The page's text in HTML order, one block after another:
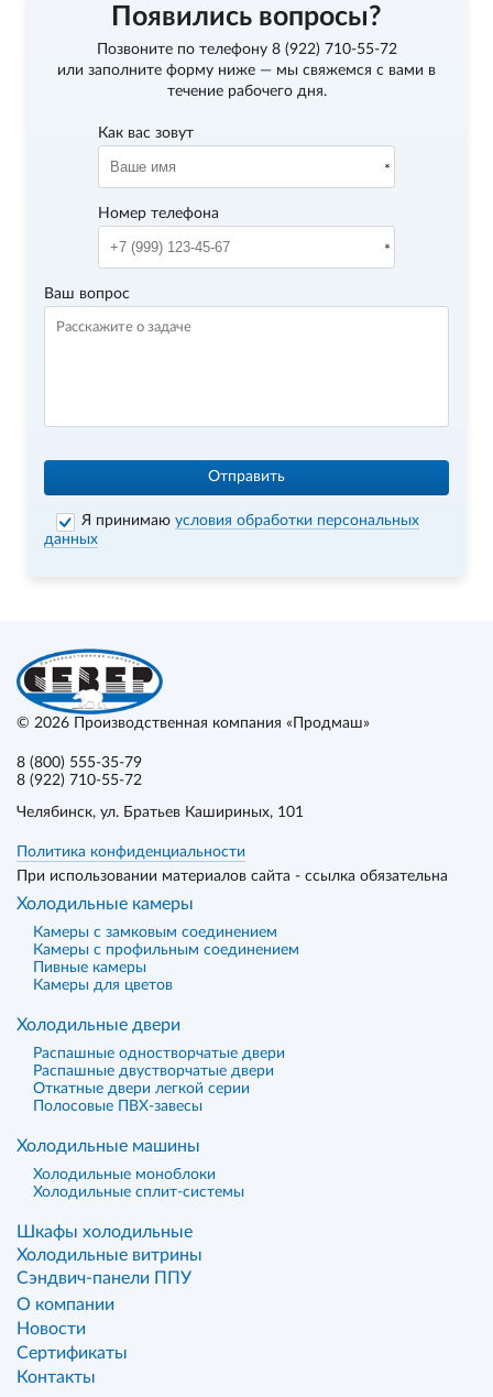
Появились вопросы?
Позвоните по телефону 8 (922) 710-55-72
или заполните форму ниже — мы свяжемся с вами в
течение рабочего дня.
Как вас зовут
Номер телефона
Ваш вопрос
Отправить
Я принимаюусловия обработки персональных
данных
© 2026 Производственная компания «Продмаш»
8 (800) 555-35-79
8 (922) 710-55-72
Челябинск, ул. Братьев Кашириных, 101
Политика конфиденциальности
При использовании материалов сайта - ссылка обязательна
Холодильные камеры
Камеры с замковым соединением
Камеры с профильным соединением
Пивные камеры
Камеры для цветов
Холодильные двери
Распашные одностворчатые двери
Распашные двустворчатые двери
Откатные двери легкой серии
Полосовые ПВХ-завесы
Холодильные машины
Холодильные моноблоки
Холодильные сплит-системы
Шкафы холодильные
Холодильные витрины
Сэндвич-панели ППУ
О компании
Новости
Сертификаты
Контакты